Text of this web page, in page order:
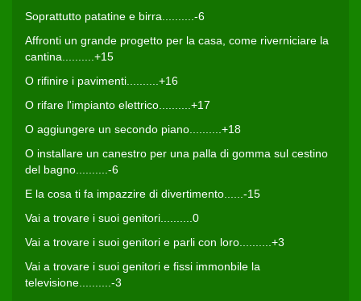
Soprattutto patatine e birra..........-6
Affronti un grande progetto per la casa, come riverniciare la
cantina..........+15
O rifinire i pavimenti..........+16
O rifare l'impianto elettrico..........+17
O aggiungere un secondo piano..........+18
O installare un canestro per una palla di gomma sul cestino
del bagno..........-6
E la cosa ti fa impazzire di divertimento......-15
Vai a trovare i suoi genitori..........0
Vai a trovare i suoi genitori e parli con loro..........+3
Vai a trovare i suoi genitori e fissi immonbile la
televisione..........-3